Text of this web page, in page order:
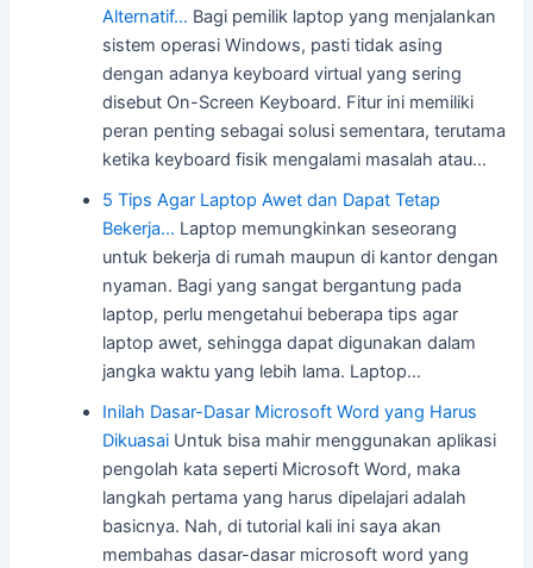
Alternatif… Bagi pemilik laptop yang menjalankan
sistem operasi Windows, pasti tidak asing
dengan adanya keyboard virtual yang sering
disebut On-Screen Keyboard. Fitur ini memiliki
peran penting sebagai solusi sementara, terutama
ketika keyboard fisik mengalami masalah atau…
5 Tips Agar Laptop Awet dan Dapat Tetap
Bekerja… Laptop memungkinkan seseorang
untuk bekerja di rumah maupun di kantor dengan
nyaman. Bagi yang sangat bergantung pada
laptop, perlu mengetahui beberapa tips agar
laptop awet, sehingga dapat digunakan dalam
jangka waktu yang lebih lama. Laptop…
Inilah Dasar-Dasar Microsoft Word yang Harus
Dikuasai Untuk bisa mahir menggunakan aplikasi
pengolah kata seperti Microsoft Word, maka
langkah pertama yang harus dipelajari adalah
basicnya. Nah, di tutorial kali ini saya akan
membahas dasar-dasar microsoft word yang